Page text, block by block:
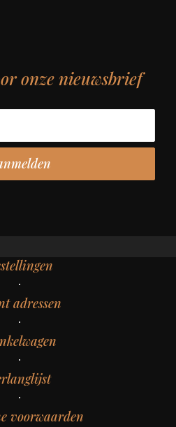
onze nieuwsbrief
adressen
voorwaarden